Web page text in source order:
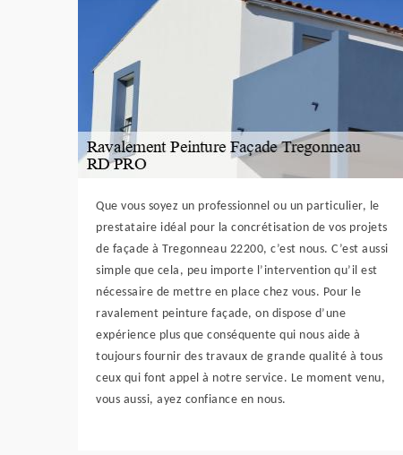
Que vous soyez un professionnel ou un particulier, le
prestataire idéal pour la concrétisation de vos projets
de façade à Tregonneau 22200, c’est nous. C’est aussi
simple que cela, peu importe l’intervention qu’il est
nécessaire de mettre en place chez vous. Pour le
ravalement peinture façade, on dispose d’une
expérience plus que conséquente qui nous aide à
toujours fournir des travaux de grande qualité à tous
ceux qui font appel à notre service. Le moment venu,
vous aussi, ayez confiance en nous.